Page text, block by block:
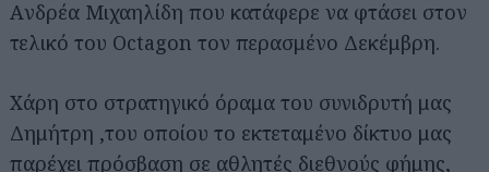
Aνδρέα Μιχαηλίδη που κατάφερε να φτάσει στον
τελικό του Octagon τον περασμένο Δεκέμβρη.
Χάρη στο στρατηγικό όραμα του συνιδρυτή μας
Δημήτρη ,του οποίου το εκτεταμένο δίκτυο μας
παρέχει πρόσβαση σε αθλητές διεθνούς φήμης,